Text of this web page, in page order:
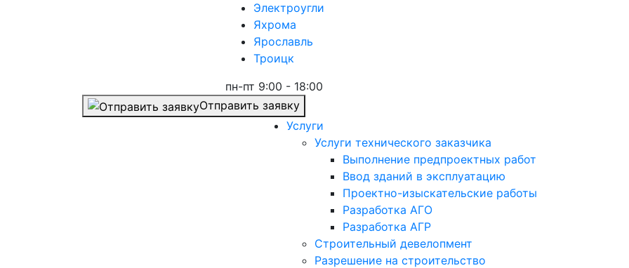
Электроугли
Яхрома
Ярославль
Троицк
пн-пт 9:00 - 18:00
Отправить заявку
Услуги
Услуги технического заказчика
Выполнение предпроектных работ
Ввод зданий в эксплуатацию
Проектно-изыскательские работы
Разработка АГО
Разработка АГР
Строительный девелопмент
Разрешение на строительство